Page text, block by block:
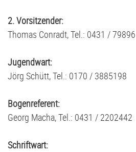
2. Vorsitzender:
Thomas Conradt, Tel.: 0431 / 79896
Jugendwart:
Jörg Schütt, Tel.: 0170 / 3885198
Bogenreferent:
Georg Macha, Tel.: 0431 / 2202442
Schriftwart: